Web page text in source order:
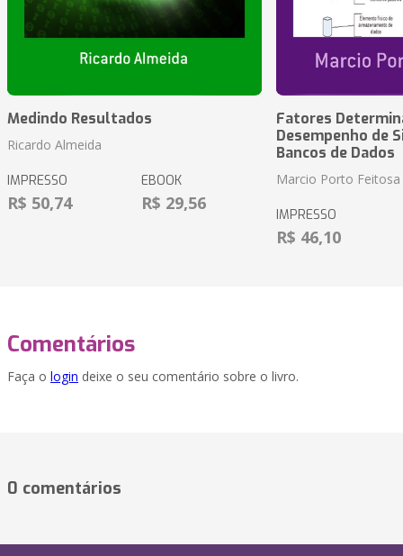
Medindo Resultados
Ricardo Almeida
IMPRESSO
R$ 50,74
EBOOK
R$ 29,56
Fatores
Desempenho de
Bancos de Dados
Marcio Porto Feitosa
IMPRESSO
R$ 46,10
Comentários
Faça o login deixe o seu comentário sobre o livro.
0 comentários